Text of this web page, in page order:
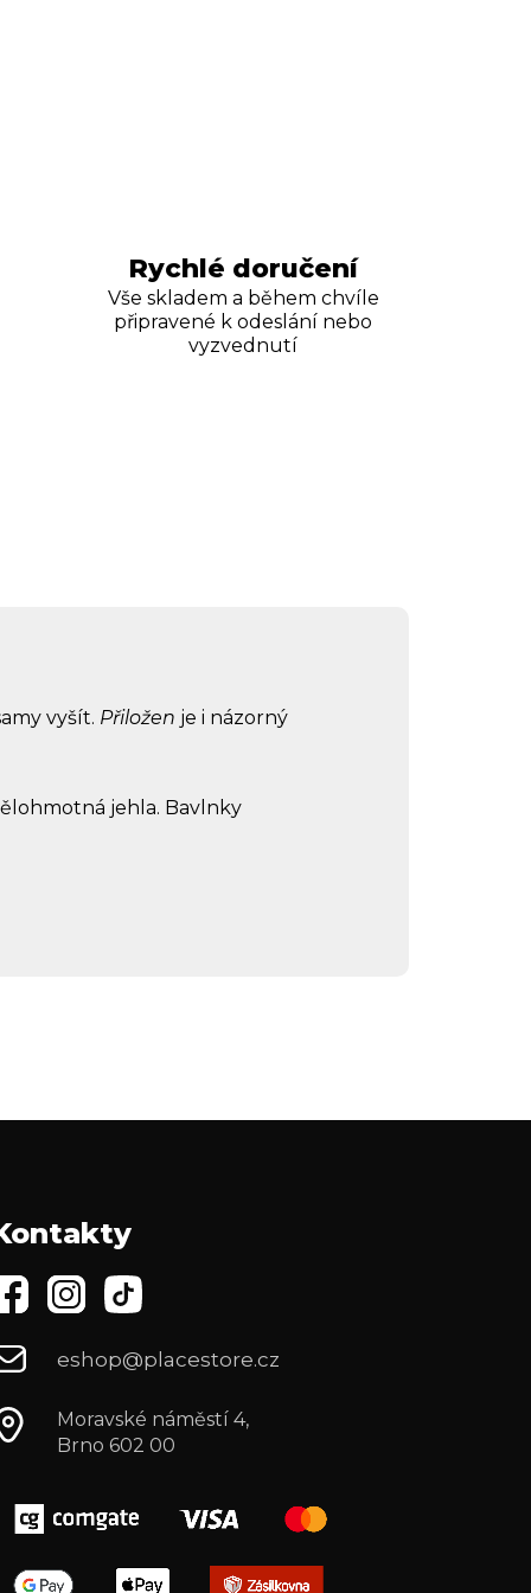
Rychlé doručení
Vše skladem a během chvíle
připravené k odeslání nebo
vyzvednutí
vyšít. Přiložen je i názorný
jehla. Bavlnky
eshop@placestore.cz
Moravské náměstí 4,
Brno 602 00